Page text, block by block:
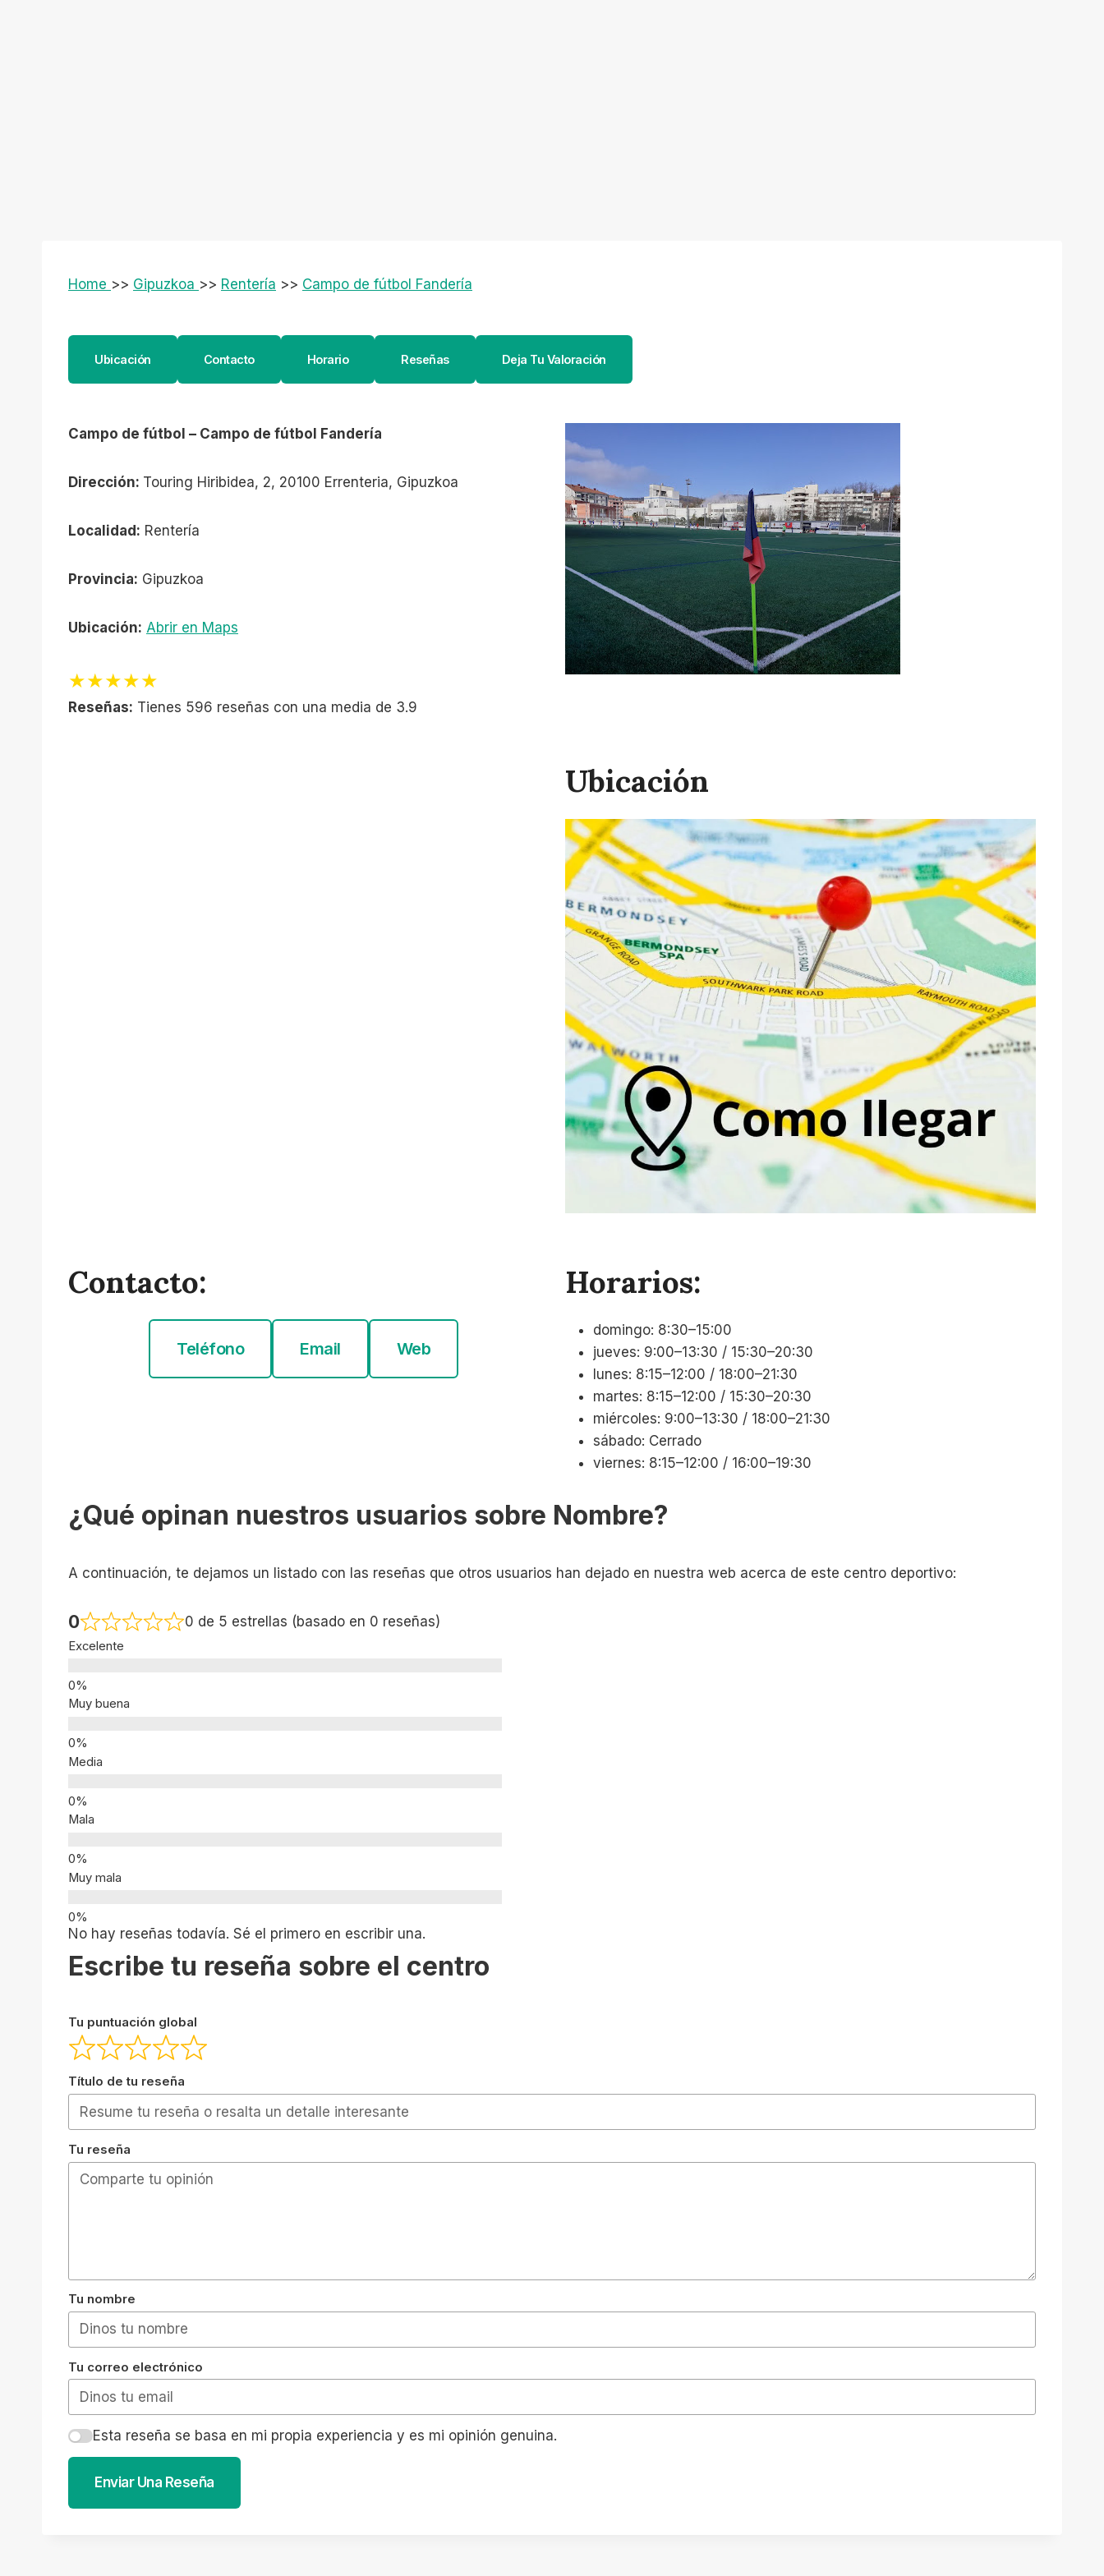
Home >> Gipuzkoa >> Rentería >> Campo de fútbol Fandería
Ubicación Contacto Horario Reseñas Deja Tu Valoración
Campo de fútbol – Campo de fútbol Fandería
Dirección: Touring Hiribidea, 2, 20100 Errenteria, Gipuzkoa
Localidad: Rentería
Provincia: Gipuzkoa
Ubicación: Abrir en Maps
★★★★★
Reseñas: Tienes 596 reseñas con una media de 3.9
Ubicación
Contacto:
Teléfono Email Web
Horarios:
domingo: 8:30–15:00
jueves: 9:00–13:30 / 15:30–20:30
lunes: 8:15–12:00 / 18:00–21:30
martes: 8:15–12:00 / 15:30–20:30
miércoles: 9:00–13:30 / 18:00–21:30
sábado: Cerrado
viernes: 8:15–12:00 / 16:00–19:30
¿Qué opinan nuestros usuarios sobre Nombre?
A continuación, te dejamos un listado con las reseñas que otros usuarios han dejado en nuestra web acerca de este centro deportivo:
0 0 de 5 estrellas (basado en 0 reseñas)
Excelente
Muy buena
Media
Mala
Muy mala
No hay reseñas todavía. Sé el primero en escribir una.
Escribe tu reseña sobre el centro
Tu puntuación global
Título de tu reseña
Tu reseña
Tu nombre
Tu correo electrónico
Esta reseña se basa en mi propia experiencia y es mi opinión genuina.
Enviar Una Reseña